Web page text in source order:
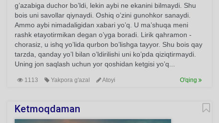
g’azabiga duchor bo’ldi, lekin aybi ne ekanini bilmaydi. Shu
bois uni savollar qiynaydi. Oshiq o’zini gunohkor sanaydi.
Ammo aybi nimadaligidan xabari yo’q. U ma’shuqa meni
rashk etayotirmikan degan o’yga boradi. Lirik qahramon -
chorasiz, u ishq yo’lida qurbon bo’lishga tayyor. Shu bois qay
tarzda, qanday yo’l bilan o’ldirilishi uni ko’pda qiziqtirmaydi.
Uning jon saqlash uchun yor qoshidan ketgisi yo’q...
1113 Yakpora g'azal Atoyi O'qing
Ketmoqdaman